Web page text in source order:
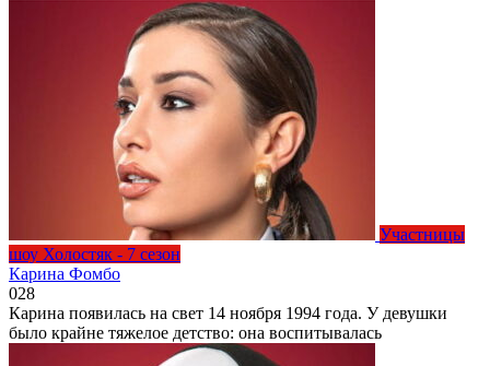
Участницы
шоу Холостяк - 7 сезон
Карина Фомбо
028
Карина появилась на свет 14 ноября 1994 года. У девушки
было крайне тяжелое детство: она воспитывалась